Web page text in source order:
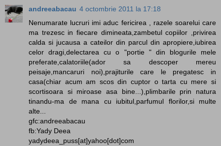
andreeabacau 4 octombrie 2011 la 17:18
Nenumarate lucruri imi aduc fericirea , razele soarelui care
ma trezesc in fiecare dimineata,zambetul copiilor ,privirea
calda si jucausa a cateilor din parcul din apropiere,iubirea
celor dragi,delectarea cu o "portie " din blogurile mele
preferate,calatoriile(ador sa descoper mereu
peisaje,mancaruri noi),prajiturile care le pregatesc in
casa(chiar acum am scos din cuptor o tarta cu mere si
scortisoara si miroase asa bine...),plimbarile prin natura
tinandu-ma de mana cu iubitul,parfumul florilor,si multe
alte...
gfc:andreeabacau
fb:Yady Deea
yadydeea_puss[at]yahoo[dot]com